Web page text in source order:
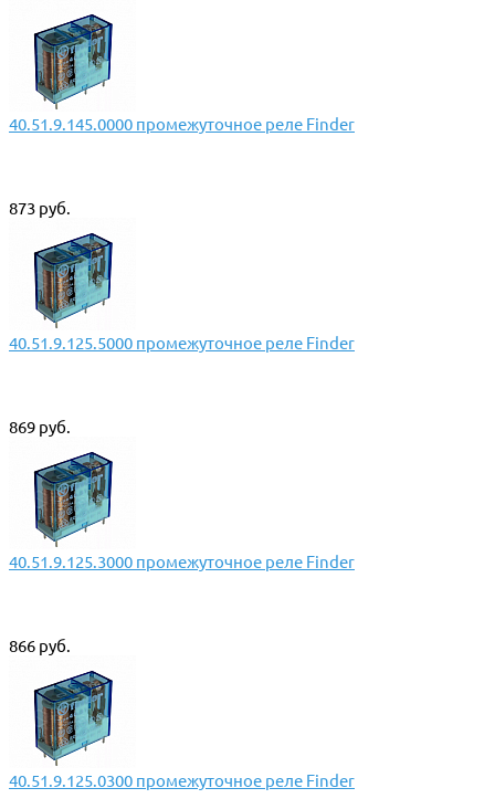
40.51.9.145.0000 промежуточное реле Finder
873 руб.
40.51.9.125.5000 промежуточное реле Finder
869 руб.
40.51.9.125.3000 промежуточное реле Finder
866 руб.
40.51.9.125.0300 промежуточное реле Finder